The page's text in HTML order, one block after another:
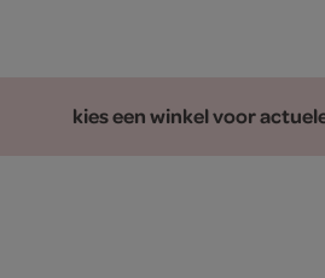
kies een winkel voor